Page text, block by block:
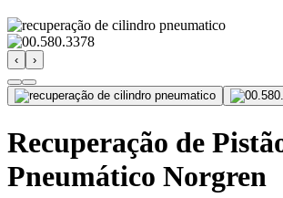
‹ ›
Recuperação de
Pneumático Norgren